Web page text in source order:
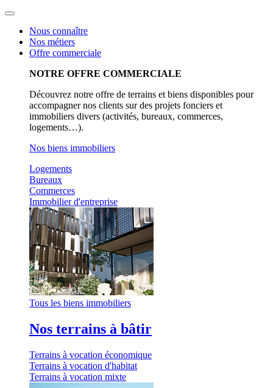
Aller
contenuNous connaître
Nos métiers
Offre commerciale
NOTRE OFFRE COMMERCIALE
Découvrez notre offre de terrains et biens disponibles pour
accompagner nos clients sur des projets fonciers et
immobiliers divers (activités, bureaux, commerces,
logements…).
Nos biens immobiliers
Logements
Bureaux
Commerces
Immobilier d'entreprise
Tous les biens immobiliers
Nos terrains à bâtir
Terrains à vocation économique
Terrains à vocation d'habitat
Terrains à vocation mixte